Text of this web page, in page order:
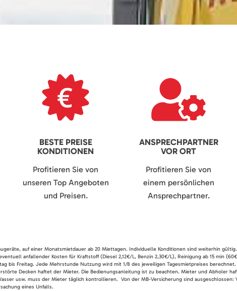
BESTE PREISE
KONDITIONEN
Profitieren Sie von
unseren Top Angeboten
und Preisen.
ANSPRECHPARTNER
VOR ORT
Profitieren Sie von
einem persönlichen
Ansprechpartner.
auf einer Monatsmietdauer ab 20 Miettagen. Individuelle Konditionen sind weiterhin
anfallender Kosten für Kraftstoff (Diesel 2,12€/L, Benzin 2,30€/L), Reinigung ab 15 min
bis Freitag. Jede Mehrstunde Nutzung wird mit 1/8 des jeweiligen Tagesmietpreises
Decken haftet der Mieter. Die Bedienungsanleitung ist zu beachten. Mieter und Abholer
usw. muss der Mieter täglich kontrollieren. Von der MB-Versicherung sind
eines Unfalls.